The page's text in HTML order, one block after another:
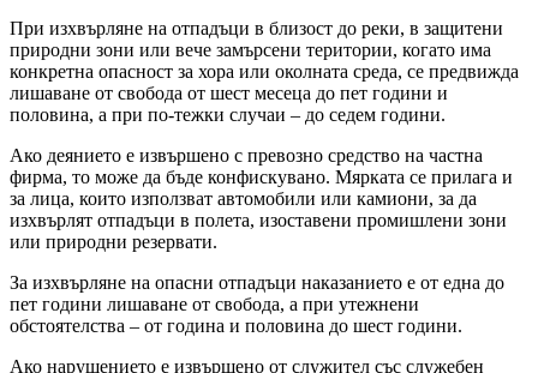
При изхвърляне на отпадъци в близост до реки, в защитени
природни зони или вече замърсени територии, когато има
конкретна опасност за хора или околната среда, се предвижда
лишаване от свобода от шест месеца до пет години и
половина, а при по-тежки случаи – до седем години.
Ако деянието е извършено с превозно средство на частна
фирма, то може да бъде конфискувано. Мярката се прилага и
за лица, които използват автомобили или камиони, за да
изхвърлят отпадъци в полета, изоставени промишлени зони
или природни резервати.
За изхвърляне на опасни отпадъци наказанието е от една до
пет години лишаване от свобода, а при утежнени
обстоятелства – от година и половина до шест години.
Ако нарушението е извършено от служител със служебен